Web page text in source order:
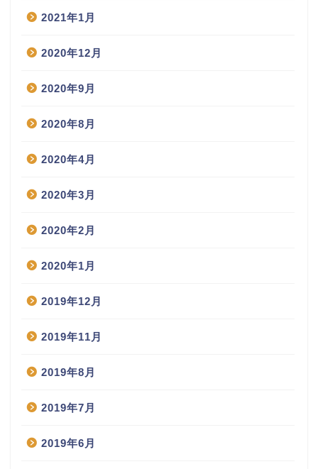
2021年1月
2020年12月
2020年9月
2020年8月
2020年4月
2020年3月
2020年2月
2020年1月
2019年12月
2019年11月
2019年8月
2019年7月
2019年6月